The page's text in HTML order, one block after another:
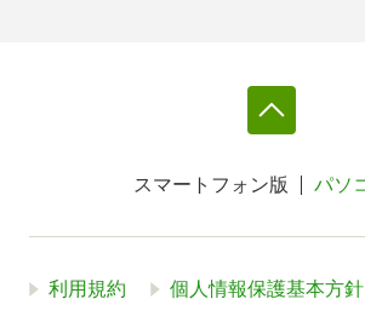
スマートフォン版 パソ
利用規約 個人情報保護基本方針